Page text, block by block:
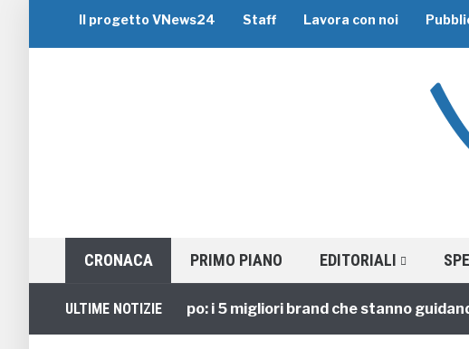
Il progetto VNews24 Staff Lavora con noi
CRONACA PRIMO PIANO EDITORIALI
ULTIME NOTIZIE
Viaggi di Gruppo: i 5 migliori brand che stanno guidando il